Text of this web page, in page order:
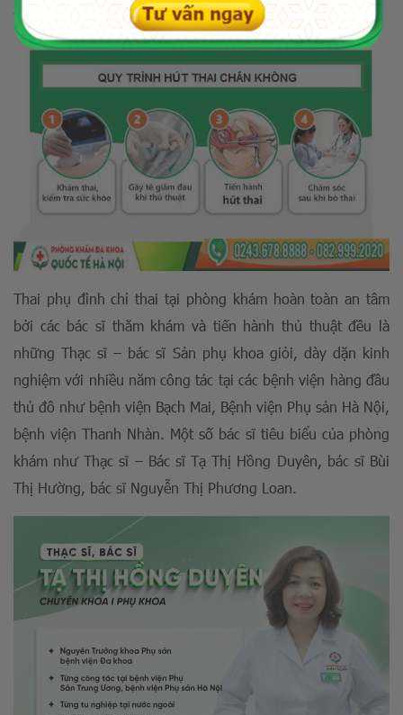
theo dõi sức khỏe.
Thai phụ đình chỉ thai tại phòng khám hoàn toàn an tâm
bởi các bác sĩ thăm khám và tiến hành thủ thuật đều là
những Thạc sĩ – bác sĩ Sản phụ khoa giỏi, dày dặn kinh
nghiệm với nhiều năm công tác tại các bệnh viện hàng đầu
thủ đô như bệnh viện Bạch Mai, Bệnh viện Phụ sản Hà Nội,
bệnh viện Thanh Nhàn. Một số bác sĩ tiêu biểu của phòng
khám như Thạc sĩ – Bác sĩ Tạ Thị Hồng Duyên, bác sĩ Bùi
Thị Hường, bác sĩ Nguyễn Thị Phương Loan.